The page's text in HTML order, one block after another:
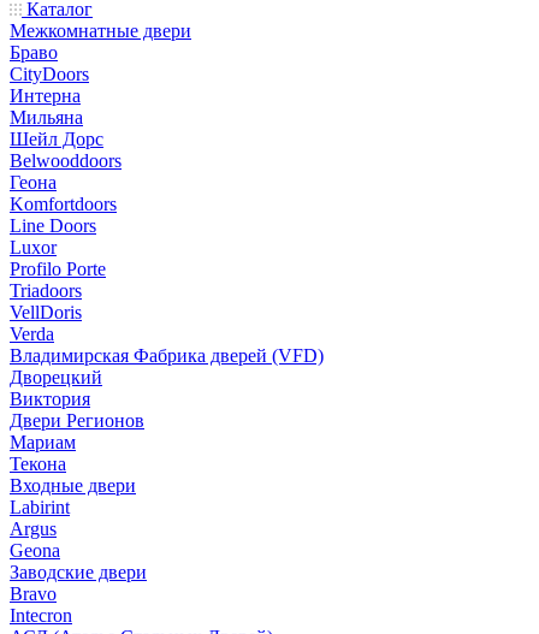
Каталог
Межкомнатные двери
Браво
CityDoors
Интерна
Мильяна
Шейл Дорс
Belwooddoors
Геона
Komfortdoors
Line Doors
Luxor
Profilo Porte
Triadoors
VellDoris
Verda
Владимирская Фабрика дверей (VFD)
Дворецкий
Виктория
Двери Регионов
Мариам
Текона
Входные двери
Labirint
Argus
Geona
Заводские двери
Bravo
Intecron